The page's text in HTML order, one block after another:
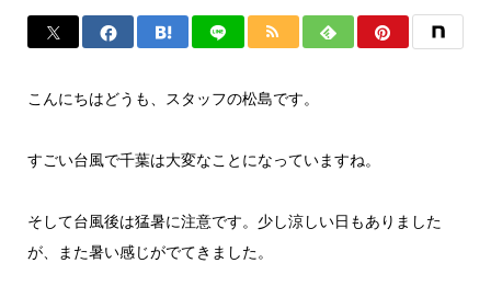
こんにちはどうも、スタッフの松島です。
すごい台風で千葉は大変なことになっていますね。
そして台風後は猛暑に注意です。少し涼しい日もありました
が、また暑い感じがでてきました。